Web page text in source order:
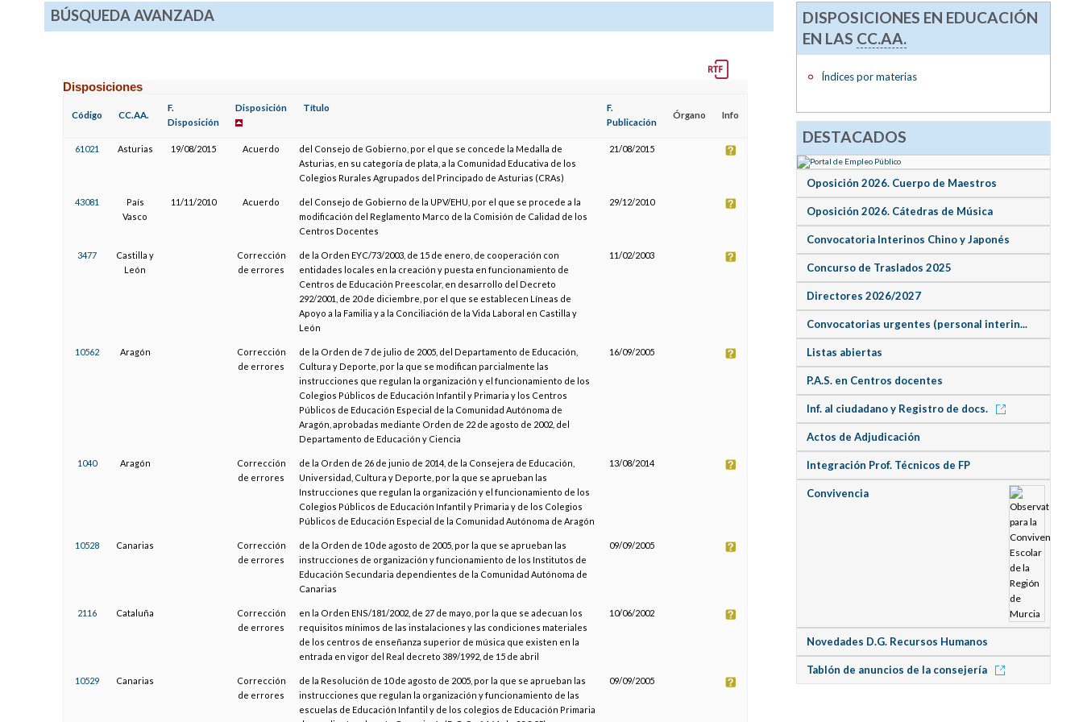
BÚSQUEDA AVANZADA
Disposiciones
Código CC.AA.
F.
Disposición
Disposición Título
F.
Publicación
Órgano Info
61021 Asturias 19/08/2015 Acuerdo
del Consejo de Gobierno, por el que se concede la Medalla de
Asturias, en su categoría de plata, a la Comunidad Educativa de los
Colegios Rurales Agrupados del Principado de Asturias (CRAs)
21/08/2015
43081
País
Vasco
11/11/2010 Acuerdo
del Consejo de Gobierno de la UPV/EHU, por el que se procede a la
modificación del Reglamento Marco de la Comisión de Calidad de los
Centros Docentes
29/12/2010
3477
Castilla y
León
Corrección
de errores
de la Orden EYC/73/2003, de 15 de enero, de cooperación con
entidades locales en la creación y puesta en funcionamiento de
Centros de Educación Preescolar, en desarrollo del Decreto
292/2001, de 20 de diciembre, por el que se establecen Líneas de
Apoyo a la Familia y a la Conciliación de la Vida Laboral en Castilla y
León
11/02/2003
10562 Aragón
Corrección
de errores
de la Orden de 7 de julio de 2005, del Departamento de Educación,
Cultura y Deporte, por la que se modifican parcialmente las
instrucciones que regulan la organización y el funcionamiento de los
Colegios Públicos de Educación Infantil y Primaria y los Centros
Públicos de Educación Especial de la Comunidad Autónoma de
Aragón, aprobadas mediante Orden de 22 de agosto de 2002, del
Departamento de Educación y Ciencia
16/09/2005
1040 Aragón
Corrección
de errores
de la Orden de 26 de junio de 2014, de la Consejera de Educación,
Universidad, Cultura y Deporte, por la que se aprueban las
Instrucciones que regulan la organización y el funcionamiento de los
Colegios Públicos de Educación Infantil y Primaria y de los Colegios
Públicos de Educación Especial de la Comunidad Autónoma de Aragón
13/08/2014
10528 Canarias
Corrección
de errores
de la Orden de 10 de agosto de 2005, por la que se aprueban las
instrucciones de organización y funcionamiento de los Institutos de
Educación Secundaria dependientes de la Comunidad Autónoma de
Canarias
09/09/2005
2116 Cataluña
Corrección
de errores
en la Orden ENS/181/2002, de 27 de mayo, por la que se adecuan los
requisitos mínimos de las instalaciones y las condiciones materiales
de los centros de enseñanza superior de música que existen en la
entrada en vigor del Real decreto 389/1992, de 15 de abril
10/06/2002
10529 Canarias
Corrección
de errores
de la Resolución de 10 de agosto de 2005, por la que se aprueban las
instrucciones que regulan la organización y funcionamiento de las
escuelas de Educación Infantil y de los colegios de Educación Primaria
09/09/2005
DISPOSICIONES EN EDUCACIÓN
EN LAS CC.AA.
Índices por materias
DESTACADOS
Oposición 2026. Cuerpo de Maestros
Oposición 2026. Cátedras de Música
Convocatoria Interinos Chino y Japonés
Concurso de Traslados 2025
Directores 2026/2027
Convocatorias urgentes (personal interin...
Listas abiertas
P.A.S. en Centros docentes
Inf. al ciudadano y Registro de docs.
Actos de Adjudicación
Integración Prof. Técnicos de FP
Convivencia
Novedades D.G. Recursos Humanos
Tablón de anuncios de la consejería